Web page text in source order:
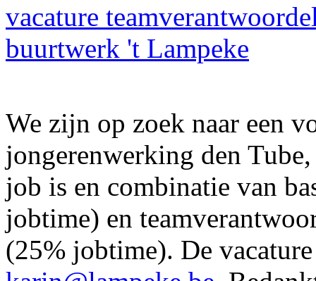
vacature
buurtwerk 't Lampeke
We zijn op zoek naar een
jongerenwerking den
job is en combinatie van
jobtime) en
(25% jobtime). De